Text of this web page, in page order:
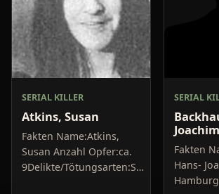
SERIAL KILLER
Atkins, Susan
Fakten Name:Atkins,
Susan Anzahl Opfer:ca.
9Delikte/Tötungsarten:Sie
SERIAL
Joachim
Fakten
Hans-